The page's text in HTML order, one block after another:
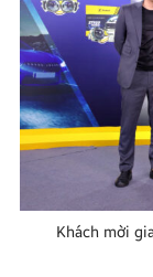
Khách mời